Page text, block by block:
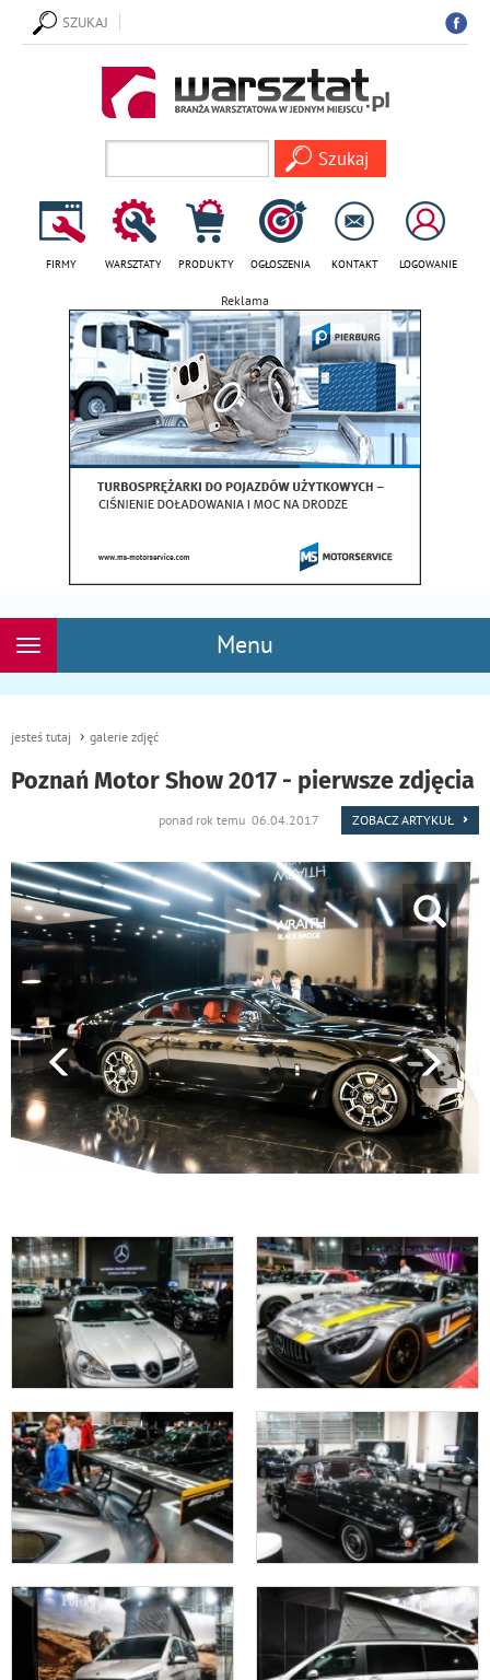
SZUKAJ
FIRMY WARSZTATY PRODUKTY OGŁOSZENIA KONTAKT LOGOWANIE
Reklama
Menu
Rozwiń
jesteś tutaj galerie zdjęć
Poznań Motor Show 2017 - pierwsze zdjęcia
ponad rok temu 06.04.2017 ZOBACZ ARTYKUŁ